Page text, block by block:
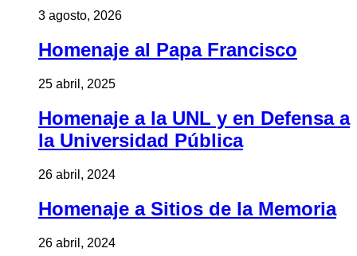
3 agosto, 2026
Homenaje al Papa Francisco
25 abril, 2025
Homenaje a la UNL y en Defensa a
la Universidad Pública
26 abril, 2024
Homenaje a Sitios de la Memoria
26 abril, 2024